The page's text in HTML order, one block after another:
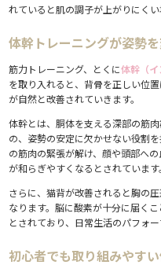
れていると肌の調子が上がりにくい
体幹トレーニングが姿勢
筋力トレーニング、とくに体幹（イ
を取り入れると、背骨を正しい位
が自然と改善されていきます。
体幹とは、胴体を支える深部の筋
の、姿勢の安定に欠かせない役割
の筋肉の緊張が解け、顔や頭部へ
が和らぎやすくなるとされています
さらに、猫背が改善されると胸の
なります。脳に酸素が十分に届く
とされており、日常生活のパフォ
初心者でも取り組みやす